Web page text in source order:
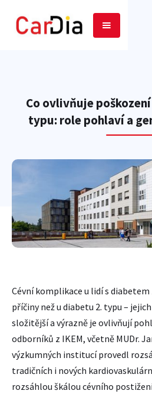
Co ovlivňuje
typu: role pohlaví a
Cévní komplikace u lidí s
příčiny než u diabetu 2. typu –
složitější a výrazně je ovlivňují
odborníků z IKEM, včetně MUDr.
výzkumných institucí provedl
tradičních i nových
rozsáhlou škálou cévního